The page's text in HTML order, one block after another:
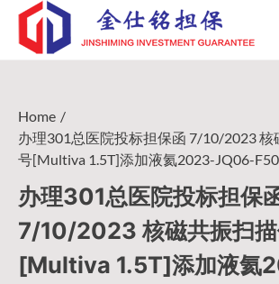
Skip
content
Home
办理301总医院投标担保函 7/10/2023 核
号[Multiva 1.5T]添加液氦2023-JQ06-
办理301总医院投标担保
7/10/2023 核磁共振扫
[Multiva 1.5T]添加液氦